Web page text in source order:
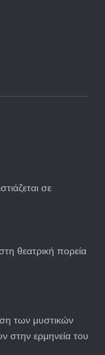
σε
θεατρική πορεία
των μυστικών
στην ερμηνεία του